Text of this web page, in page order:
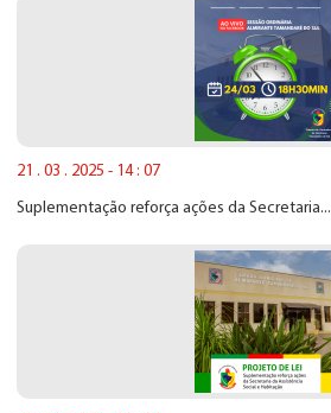
21 . 03 . 2025 - 14 : 07
Suplementação reforça ações da Secretaria...